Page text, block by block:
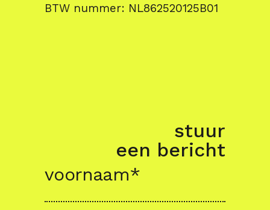
BTW nummer: NL862520125B01
stuur
een bericht